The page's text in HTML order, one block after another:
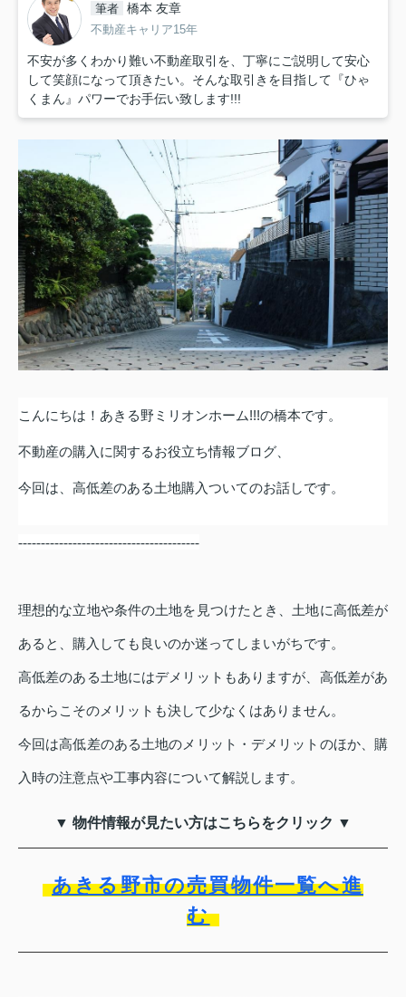
筆者 橋本 友章
不動産キャリア15年
不安が多くわかり難い不動産取引を、丁寧にご説明して安心
して笑顔になって頂きたい。そんな取引きを目指して『ひゃ
くまん』パワーでお手伝い致します!!!
こんにちは！あきる野ミリオンホーム!!!の橋本です。
不動産の購入に関するお役立ち情報ブログ、
今回は、高低差のある土地購入ついてのお話しです。
----------------------------------------
理想的な立地や条件の土地を見つけたとき、土地に高低差が
あると、購入しても良いのか迷ってしまいがちです。
高低差のある土地にはデメリットもありますが、高低差があ
るからこそのメリットも決して少なくはありません。
今回は高低差のある土地のメリット・デメリットのほか、購
入時の注意点や工事内容について解説します。
▼ 物件情報が見たい方はこちらをクリック ▼
あきる野市の売買物件一覧へ進
む